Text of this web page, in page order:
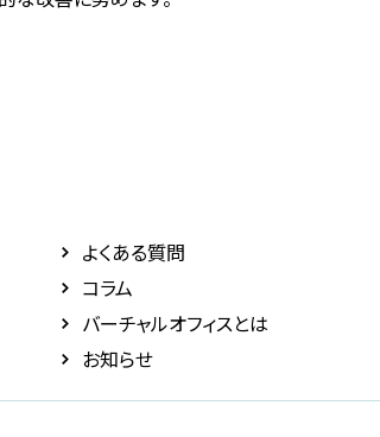
よくある質問
コラム
バーチャルオフィスとは
お知らせ